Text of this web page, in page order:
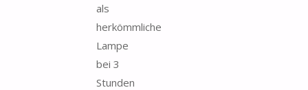
als
herkömmliche
Lampe
bei 3
Stunden